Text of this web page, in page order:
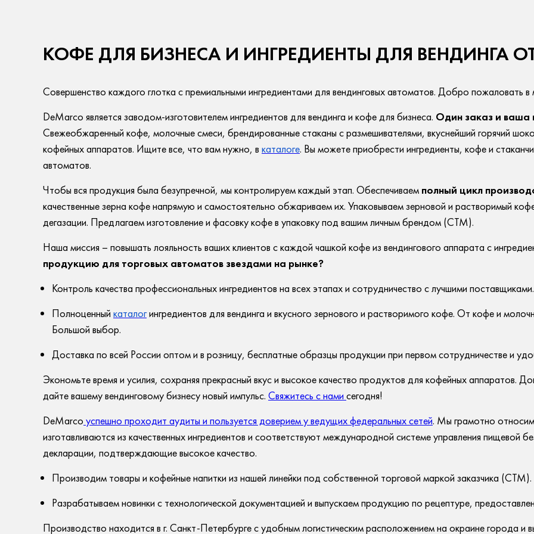
ООО "Технология-Юг"
КОФЕ ДЛЯ БИЗНЕСА И ИНГРЕДИЕНТЫ ДЛЯ ВЕНДИНГА
Совершенство каждого глотка с премиальными ингредиентами для вендинговых автоматов. Добро пожаловать
DeMarco является заводом-изготовителем ингредиентов для вендинга и кофе для бизнеса. Один заказ и ваша
Свежеобжаренный кофе, молочные смеси, брендированные стаканы с размешивателями, вкуснейший горячий
кофейных аппаратов. Ищите все, что вам нужно, в каталоге. Вы можете приобрести ингредиенты, кофе и
автоматов.
Чтобы вся продукция была безупречной, мы контролируем каждый этап. Обеспечиваем полный цикл
качественные зерна кофе напрямую и самостоятельно обжариваем их. Упаковываем зерновой и растворимый
дегазации. Предлагаем изготовление и фасовку кофе в упаковку под вашим личным брендом (СТМ).
Наша миссия – повышать лояльность ваших клиентов с каждой чашкой кофе из вендингового аппарата с
продукцию для торговых автоматов звездами на рынке?
Контроль качества профессиональных ингредиентов на всех этапах и сотрудничество с лучшими поставщиками.
Полноценный каталогингредиентов для вендинга и вкусного зернового и растворимого кофе. От кофе и
Большой выбор.
Доставка по всей России оптом и в розницу, бесплатные образцы продукции при первом сотрудничестве и
Экономьте время и усилия, сохраняя прекрасный вкус и высокое качество продуктов для кофейных аппаратов.
дайте вашему вендинговому бизнесу новый импульс. Свяжитесь с нами сегодня!
DeMarco успешно проходит аудиты и пользуется доверием у ведущих федеральных сетей. Мы грамотно
изготавливаются из качественных ингредиентов и соответствуют международной системе управления пищевой
декларации, подтверждающие высокое качество.
Производим товары и кофейные напитки из нашей линейки под собственной торговой маркой заказчика (СТМ).
Разрабатываем новинки с технологической документацией и выпускаем продукцию по рецептуре,
Производство находится в г. Санкт-Петербурге с удобным логистическим расположением на окраине города и